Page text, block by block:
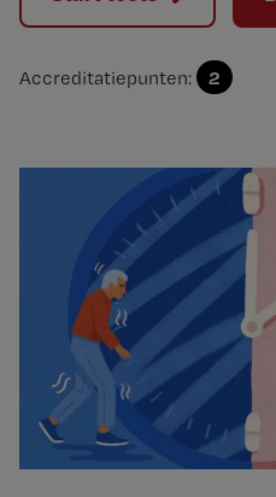
Accreditatiepunten: 2